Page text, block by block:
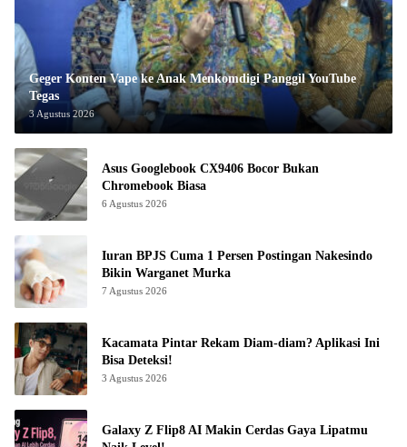
Geger Konten Vape ke Anak Menkomdigi Panggil YouTube
Tegas
3 Agustus 2026
Asus Googlebook CX9406 Bocor Bukan
Chromebook Biasa
6 Agustus 2026
Iuran BPJS Cuma 1 Persen Postingan Nakesindo
Bikin Warganet Murka
7 Agustus 2026
Kacamata Pintar Rekam Diam-diam? Aplikasi Ini
Bisa Deteksi!
3 Agustus 2026
Galaxy Z Flip8 AI Makin Cerdas Gaya Lipatmu